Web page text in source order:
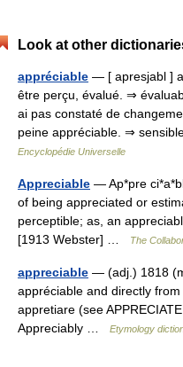
Look at other
appréciable — [ apresjabl ]
être perçu, évalué. ⇒
ai pas constaté de
peine appréciable. ⇒
Encyclopédie Universelle
Appreciable — Ap*pre
of being appreciated or
perceptible; as, an
[1913 Webster] …
The
appreciable — (adj.) 1818
appréciable and directly from
appretiare (see
Appreciably …
Etymology